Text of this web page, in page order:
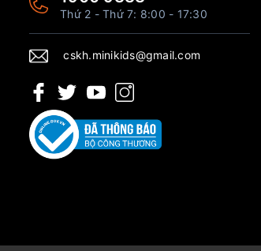
Thứ 2 - Thứ 7: 8:00 - 17:30
cskh.minikids@gmail.com